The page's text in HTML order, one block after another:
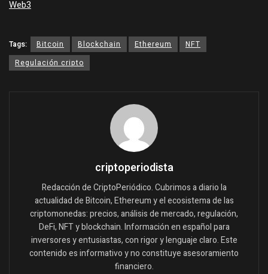
Web3
Tags: Bitcoin Blockchain Ethereum
NFT
Regulación cripto
criptoperiodista
Redacción de CriptoPeriódico. Cubrimos a diario la
actualidad de Bitcoin, Ethereum y el ecosistema de las
criptomonedas: precios, análisis de mercado, regulación,
DeFi, NFT y blockchain. Información en español para
inversores y entusiastas, con rigor y lenguaje claro. Este
contenido es informativo y no constituye asesoramiento
financiero.